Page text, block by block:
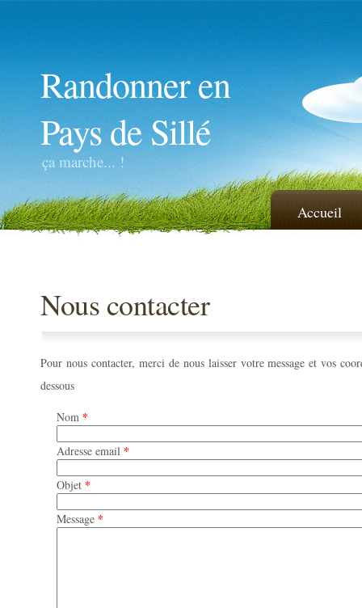
Randonner en
Pays de Sillé
ça marche... !
Accueil
Nous contacter
Pour nous contacter, merci de nous laisser votre message et vos
dessous
Nom *
Adresse email *
Objet *
Message *